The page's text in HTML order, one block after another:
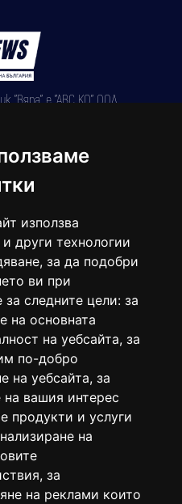
използва
други технологии
за да подобри
ви при
следните цели: за
на основната
на уебсайта, за
по-добро
на уебсайта, за
на вашия интерес
продукти и услуги
на
, за
на реклами които
"Вяра" е "АВС КО" ООД,